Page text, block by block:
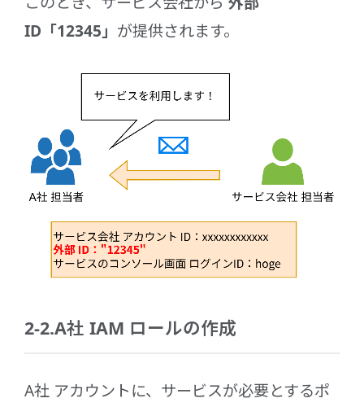
ID「12345」 が提供されます。
2-2.A社 IAM ロールの作成
A社 アカウントに、サービスが必要とするポ